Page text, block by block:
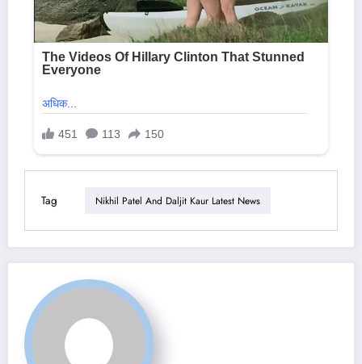
Tag Nikhil Patel And Daljit Kaur Latest News